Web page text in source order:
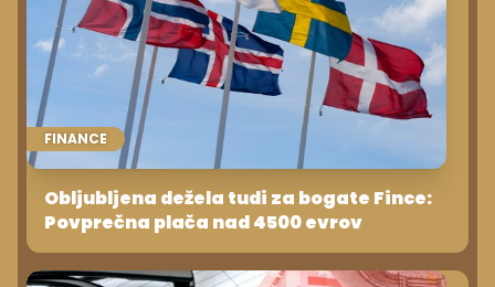
FINANCE
Obljubljena dežela tudi za bogate Fince:
Povprečna plača nad 4500 evrov